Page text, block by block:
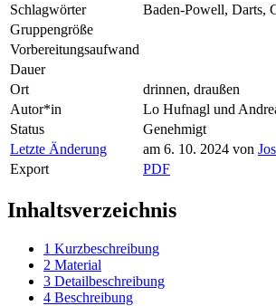
Schlagwörter
Baden-Powell, Darts,
Gruppengröße
Vorbereitungsaufwand
Dauer
Ort
drinnen, draußen
Autor*in
Lo Hufnagl und
Status
Genehmigt
Letzte Änderung
am 6. 10. 2024 von
Export
PDF
Inhaltsverzeichnis
1 Kurzbeschreibung
2 Material
3 Detailbeschreibung
4 Beschreibung